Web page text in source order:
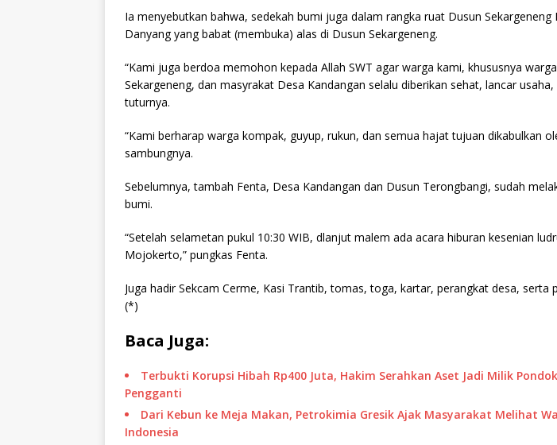
Ia menyebutkan bahwa, sedekah bumi juga dalam rangka ruat Dusun
Danyang yang babat (membuka) alas di Dusun Sekargeneng.
“Kami juga berdoa memohon kepada Allah SWT agar warga kami, khususnya
Sekargeneng, dan masyrakat Desa Kandangan selalu diberikan sehat, lancar
tuturnya.
“Kami berharap warga kompak, guyup, rukun, dan semua hajat tujuan dikabulkan
sambungnya.
Sebelumnya, tambah Fenta, Desa Kandangan dan Dusun Terongbangi, sudah
bumi.
“Setelah selametan pukul 10:30 WIB, dlanjut malem ada acara hiburan kesenian
Mojokerto,” pungkas Fenta.
Juga hadir Sekcam Cerme, Kasi Trantib, tomas, toga, kartar, perangkat desa, serta
(*)
Baca Juga:
Terbukti Korupsi Hibah Rp400 Juta, Hakim Serahkan Aset Jadi Milik
Pengganti
Dari Kebun ke Meja Makan, Petrokimia Gresik Ajak Masyarakat Melihat
Indonesia